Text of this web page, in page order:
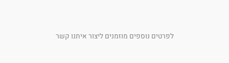
לפרטים נוספים מוזמנים ליצור איתנו קשר